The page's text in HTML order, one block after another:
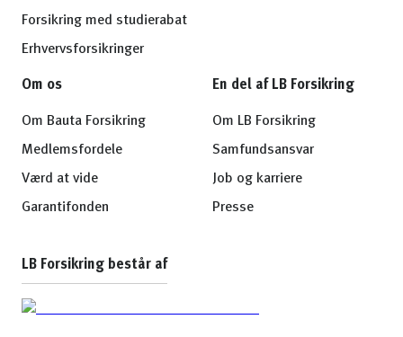
Forsikring med studierabat
Erhvervsforsikringer
Om os
Om Bauta Forsikring
Medlemsfordele
Værd at vide
Garantifonden
En del af LB Forsikring
Om LB Forsikring
Samfundsansvar
Job og karriere
Presse
LB Forsikring består af